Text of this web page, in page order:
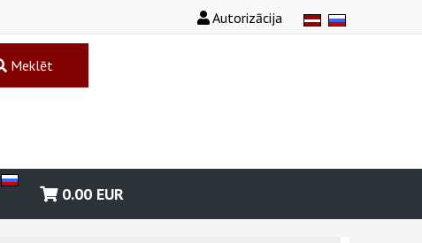
Autorizācija
Meklēt
0.00EUR